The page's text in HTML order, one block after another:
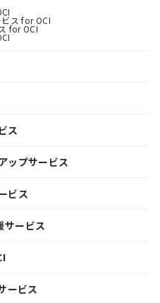
ス for OCI
for OCI
ス
ップサービス
ビス
サービス
ービス